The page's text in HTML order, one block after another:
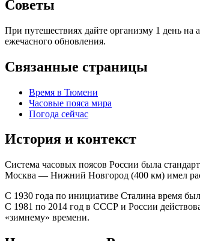
Советы
При путешествиях дайте организму 1 день
ежечасного обновления.
Связанные страницы
Время в Тюмени
Часовые пояса мира
Погода сейчас
История и контекст
Система часовых поясов России была
Москва — Нижний Новгород (400 км) имел
С 1930 года по инициативе Сталина время
С 1981 по 2014 год в СССР и России
«зимнему» времени.